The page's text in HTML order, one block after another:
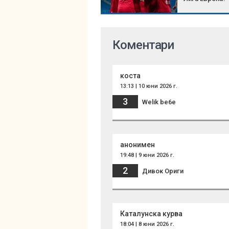
Коментари
коста
13:13 | 10 юни 2026 г.
3 Welik be6e
анонимен
19:48 | 9 юни 2026 г.
2 Дивок Ориги
Каталунска курва
18:04 | 8 юни 2026 г.